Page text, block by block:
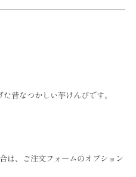
昔なつかしい芋けんぴです。
は、ご注文フォームのオプション